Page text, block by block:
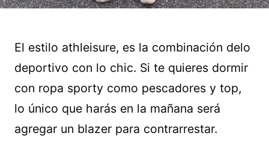
El estilo athleisure, es la combinación delo
deportivo con lo chic. Si te quieres dormir
con ropa sporty como pescadores y top,
lo único que harás en la mañana será
agregar un blazer para contrarrestar.